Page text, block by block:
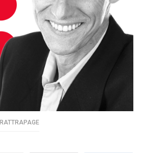
RATTRAPAGE